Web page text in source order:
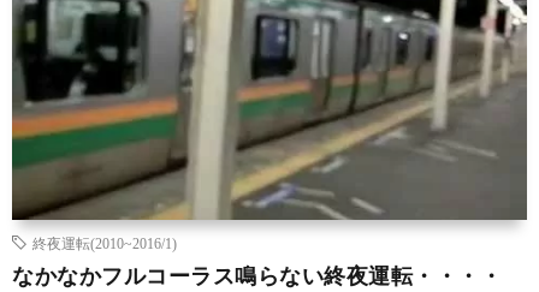
終夜運転(2010~2016/1)
なかなかフルコーラス鳴らない終夜運転・・・・